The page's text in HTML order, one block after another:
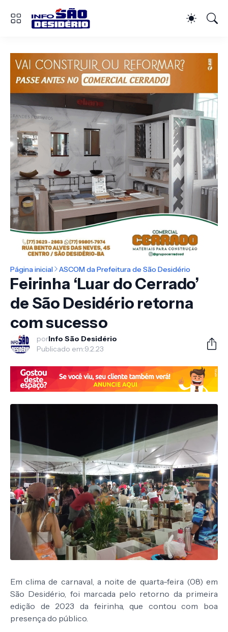
Página inicial ASCOM da Prefeitura de São Desidério
Feirinha ‘Luar do Cerrado’
de São Desidério retorna
com sucesso
porInfo São Desidério
Publicado em:9.2.23
Em clima de carnaval, a noite de quarta-feira (08) em
São Desidério, foi marcada pelo retorno da primeira
edição de 2023 da feirinha, que contou com boa
presença do público.